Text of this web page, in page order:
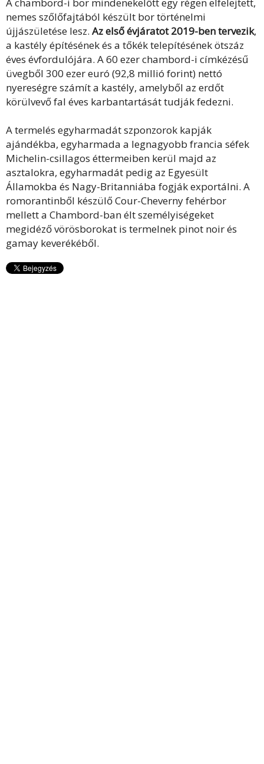
nemes szőlőfajtából készült bor történelmi
újjászületése lesz. Az első évjáratot 2019-ben tervezik,
a kastély építésének és a tőkék telepítésének ötszáz
éves évfordulójára. A 60 ezer chambord-i címkézésű
üvegből 300 ezer euró (92,8 millió forint) nettó
nyereségre számít a kastély, amelyből az erdőt
körülvevő fal éves karbantartását tudják fedezni.
A termelés egyharmadát szponzorok kapják
ajándékba, egyharmada a legnagyobb francia séfek
Michelin-csillagos éttermeiben kerül majd az
asztalokra, egyharmadát pedig az Egyesült
Államokba és Nagy-Britanniába fogják exportálni. A
romorantinből készülő Cour-Cheverny fehérbor
mellett a Chambord-ban élt személyiségeket
megidéző vörösborokat is termelnek pinot noir és
gamay keverékéből.